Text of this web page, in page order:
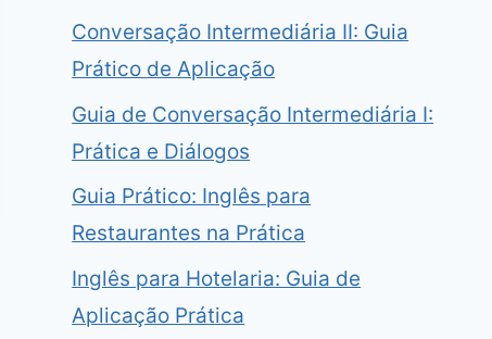
Conversação Intermediária II: Guia
Prático de Aplicação
Guia de Conversação Intermediária I:
Prática e Diálogos
Guia Prático: Inglês para
Restaurantes na Prática
Inglês para Hotelaria: Guia de
Aplicação Prática